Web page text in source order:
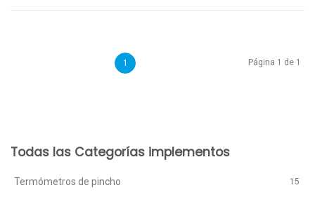
1 Página 1 de 1
Todas las Categorías implementos
Termómetros de pincho 15